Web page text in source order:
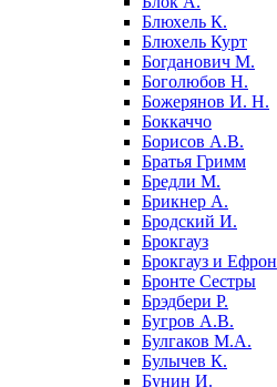
Блюхель К.
Блюхель Курт
Богданович М.
Боголюбов Н.
Божерянов И. Н.
Боккаччо
Борисов А.В.
Братья Гримм
Бредли М.
Брикнер А.
Бродский И.
Брокгауз
Брокгауз и Ефрон
Бронте Сестры
Брэдбери Р.
Бугров А.В.
Булгаков М.А.
Булычев К.
Бунин И.